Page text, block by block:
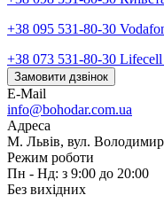
+38 095 531-80-30
+38 073 531-80-30 Lifecell
Замовити дзвінок
E-Mail
info@bohodar.com.ua
Адреса
М. Львів, вул.
Режим роботи
Пн - Нд: з 9:00 до 20:00
Без вихідних